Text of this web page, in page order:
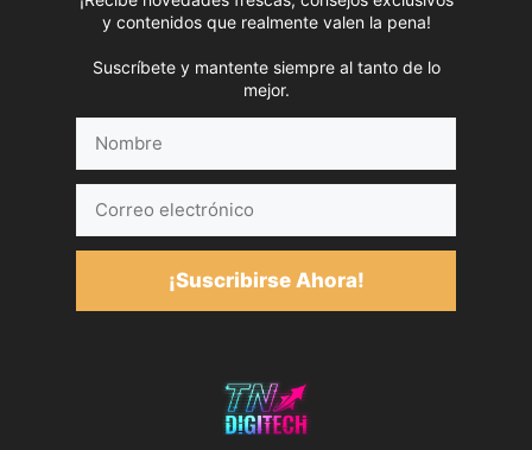
y contenidos que realmente valen la pena!
Suscríbete y mantente siempre al tanto de lo
mejor.
electrónico
¡Suscribirse Ahora!